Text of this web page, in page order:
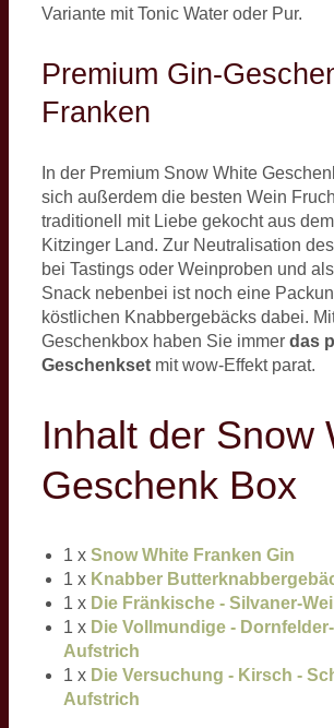
Variante mit Tonic Water oder Pur.
Premium Gin-
Franken
In der Premium Snow White
sich außerdem die besten Wein
traditionell mit Liebe gekocht aus
Kitzinger Land. Zur Neutralisation
bei Tastings oder Weinproben und
Snack nebenbei ist noch eine
köstlichen Knabbergebäcks dabei.
Geschenkbox haben Sie immer das
Geschenkset mit wow-Effekt parat.
Inhalt der Snow
Geschenk Box
1 x Snow White Franken Gin
1 x Knabber
1 x Die Fränkische - Silvaner-
1 x Die Vollmundige -
Aufstrich
1 x Die Versuchung - Kirsch -
Aufstrich